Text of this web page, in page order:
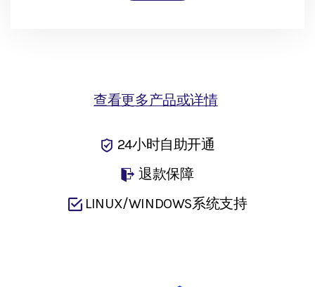
查看更多产品或详情
24小时自助开通
退款保障
LINUX/WINDOWS系统支持